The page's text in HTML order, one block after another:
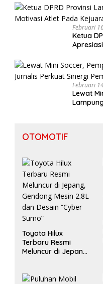
Emas, 4
Februari
Ketua
2026
Februari
Lewat
OTOMOTIF
Toyota Hilux
Terbaru Resmi
Meluncur di Jepang,
Sumo”